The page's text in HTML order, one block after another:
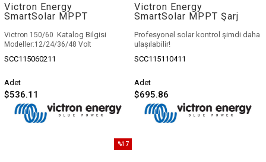
Victron Energy
SmartSolar MPPT
Cihazı
Victron 150/60 Katalog Bilgisi
Modeller:12/24/36/48 Volt
SCC115060211
Adet
$536.11
Victron Energy
SmartSolar MPPT Şarj
VE.Can
Profesyonel solar kontrol şimdi daha
ulaşılabilir!
yüksek voltaj ve 100A şarj
için özel olarak tasarlanmıştır. Dahili
Bluetooth ile mobil izleme kolaylığı
sunan bu güçlü cihaz,
Enerji’de resmi garantili ve avantajlı
fiyatlarla satışta!
SCC115110411
Adet
$695.86
%17